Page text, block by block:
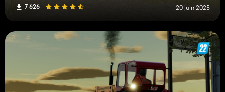
7 626 20 juin 2025